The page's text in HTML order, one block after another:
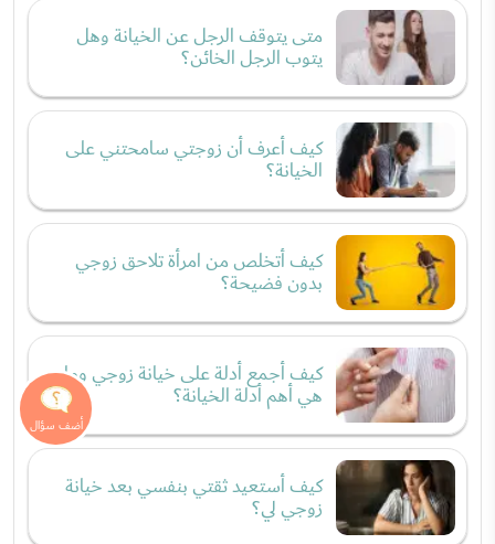
متى يتوقف الرجل عن الخيانة وهل
يتوب الرجل الخائن؟
كيف أعرف أن زوجتي سامحتني على
الخيانة؟
كيف أتخلص من امرأة تلاحق زوجي
بدون فضيحة؟
كيف أجمع أدلة على خيانة زوجي وما
هي أهم أدلة الخيانة؟
كيف أستعيد ثقتي بنفسي بعد خيانة
زوجي لي؟